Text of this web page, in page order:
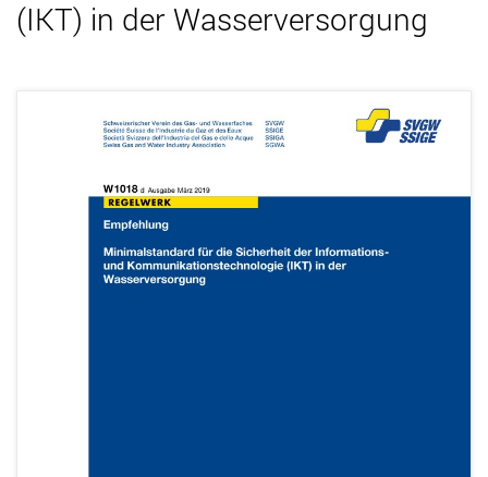
(IKT) in der Wasserversorgung